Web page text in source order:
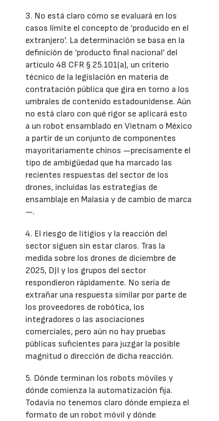
3. No está claro cómo se evaluará en los
casos límite el concepto de ‘producido en el
extranjero’. La determinación se basa en la
definición de ‘producto final nacional’ del
artículo 48 CFR § 25.101(a), un criterio
técnico de la legislación en materia de
contratación pública que gira en torno a los
umbrales de contenido estadounidense. Aún
no está claro con qué rigor se aplicará esto
a un robot ensamblado en Vietnam o México
a partir de un conjunto de componentes
mayoritariamente chinos —precisamente el
tipo de ambigüedad que ha marcado las
recientes respuestas del sector de los
drones, incluidas las estrategias de
ensamblaje en Malasia y de cambio de marca
—.
4. El riesgo de litigios y la reacción del
sector siguen sin estar claros. Tras la
medida sobre los drones de diciembre de
2025, DJI y los grupos del sector
respondieron rápidamente. No sería de
extrañar una respuesta similar por parte de
los proveedores de robótica, los
integradores o las asociaciones
comerciales, pero aún no hay pruebas
públicas suficientes para juzgar la posible
magnitud o dirección de dicha reacción.
5. Dónde terminan los robots móviles y
dónde comienza la automatización fija.
Todavía no tenemos claro dónde empieza el
formato de un robot móvil y dónde